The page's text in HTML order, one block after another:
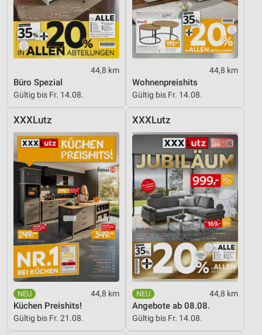
44,8 km
Büro Spezial
Gültig bis Fr. 14.08.
44,8 km
Wohnenpreishits
Gültig bis Fr. 14.08.
XXXLutz
44,8 km
Küchen Preishits!
Gültig bis Fr. 21.08.
XXXLutz
44,8 km
Angebote ab 08.08.
Gültig bis Fr. 14.08.
Werbung